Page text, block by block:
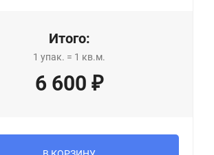
Итого:
1 упак. = 1 кв.м.
6 600 ₽